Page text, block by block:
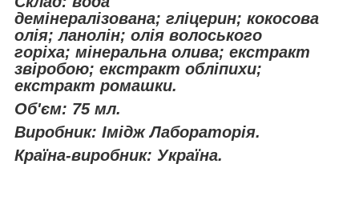
демінералізована; гліцерин; кокосова
олія; ланолін; олія волоського
горіха; мінеральна олива; екстракт
звіробою; екстракт обліпихи;
екстракт ромашки.
Об'єм: 75 мл.
Виробник: Імідж Лабораторія.
Країна-виробник: Україна.